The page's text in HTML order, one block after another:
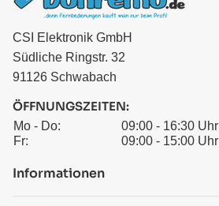
CSI Elektronik GmbH
Südliche Ringstr. 32
91126 Schwabach
ÖFFNUNGSZEITEN:
Mo - Do:
09:00 - 16:30 Uhr
Fr:
09:00 - 15:00 Uhr
Informationen